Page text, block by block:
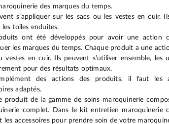
des marques du temps.
s’appliquer sur les sacs ou les vestes en cuir.
toiles enduites.
ont été développés pour avoir une action
les marques du temps. Chaque produit a une
vestes en cuir. Ils peuvent s’utiliser ensemble, les
pour des résultats optimaux.
des actions des produits, il faut les
adaptés.
produit de la gamme de soins maroquinerie
complet. Dans le kit entretien maroquinerie
les accessoires pour prendre soin de votre